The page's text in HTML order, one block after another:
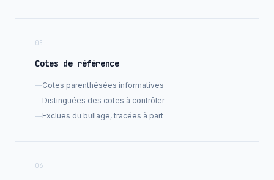
05
Cotes de référence
—Cotes parenthésées informatives
—Distinguées des cotes à contrôler
—Exclues du bullage, tracées à part
06